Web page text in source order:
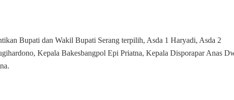
Bupati dan Wakil Bupati Serang terpilih, Asda 1 Haryadi, Asda 2
Kepala Bakesbangpol Epi Priatna, Kepala Disporapar Anas